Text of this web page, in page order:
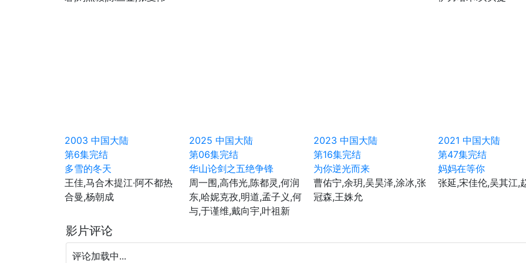
2003 中国大陆
第6集完结
多雪的冬天
王佳,马合木提江·阿不都热
合曼,杨朝成
2025 中国大陆
第06集完结
华山论剑之五绝争锋
周一围,高伟光,陈都灵,何润
东,哈妮克孜,明道,孟子义,何
与,于谨维,戴向宇,叶祖新
2023 中国大陆
第16集完结
为你逆光而来
曹佑宁,余玥,吴昊泽,涂冰,张
冠森,王姝允
2021 中国大陆
第47集完结
妈妈在等你
张延,宋佳伦,吴其江,
影片评论
评论加载中...